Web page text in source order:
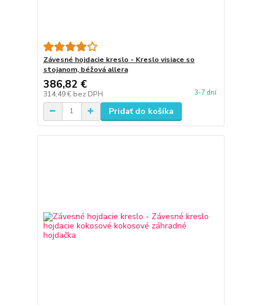
Závesné hojdacie kreslo - Kreslo visiace so
stojanom, béžová allera
386,82 €
314,49 € bez DPH 3-7 dní
Pridať do košíka